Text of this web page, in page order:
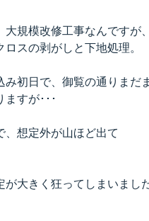
規模改修工事なんですが、
スの剥がしと下地処理。
み初日で、御覧の通りまだ
ますが･･･
、想定外が山ほど出て
大きく狂ってしまいました